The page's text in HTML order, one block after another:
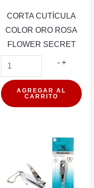
CORTA CUTÍCULA
COLOR ORO ROSA
FLOWER SECRET
- CORTA
COLOR
ORO
SECRET
cantidad
+
AGREGAR AL
CARRITO